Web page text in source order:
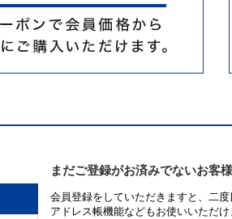
まだご登録がお済みでないお客様
会員登録をしていただきますと、二
アドレス帳機能などもお使いいただ